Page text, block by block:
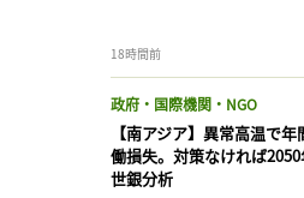
18時間前
政府・国際機関・NGO
【南アジア】異常高温で
働損失。対策なければ2050
世銀分析